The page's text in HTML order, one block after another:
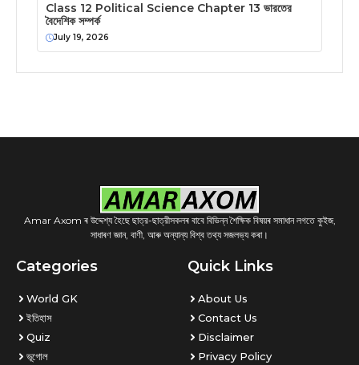
Class 12 Political Science Chapter 13 ভারতের
বৈদেশিক সম্পর্ক
July 19, 2026
Amar Axom ৰ উদ্দেশ্য হৈছে ছাত্র-ছাত্রীসকলৰ বাবে বিভিন্ন শৈক্ষিক বিষয়ৰ সমাধান লগতে কুইজ,
সাধাৰণ জ্ঞান, বাণী, আৰু অন্যান্য বিশ্ব তথ্য সজলভ্য কৰা।
Categories
World GK
ইতিহাস
Quiz
ভূগোল
Quick Links
About Us
Contact Us
Disclaimer
Privacy Policy